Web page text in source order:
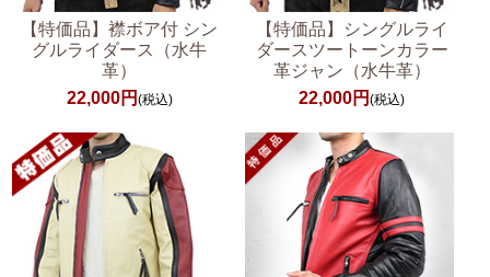
【特価品】襟ボア付 シン
グルライダース（水牛
革）
22,000円 (税込)
【特価品】シングルライ
ダースツートーンカラー
革ジャン（水牛革）
22,000円(税込)